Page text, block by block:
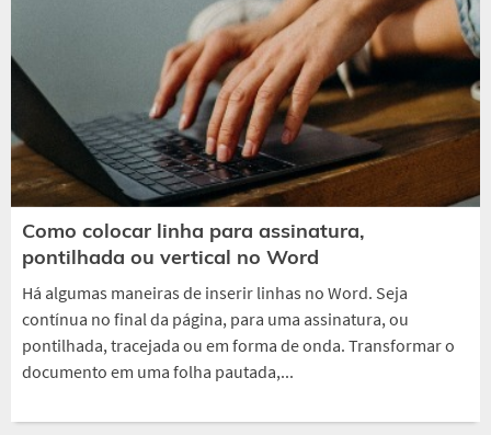
Como colocar linha para assinatura,
pontilhada ou vertical no Word
Há algumas maneiras de inserir linhas no Word. Seja
contínua no final da página, para uma assinatura, ou
pontilhada, tracejada ou em forma de onda. Transformar o
documento em uma folha pautada,...